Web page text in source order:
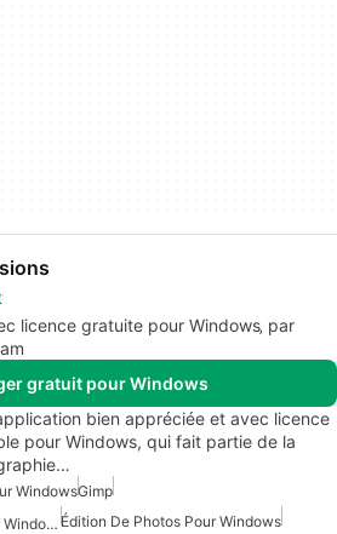
licence gratuite pour Windows‚ par
gratuit pour Windows
bien appréciée et avec licence
pour Windows, qui fait partie de la
WindowsGimp
Édition De Photo Gratuite Pour Windows Édition De Photos Pour Windows